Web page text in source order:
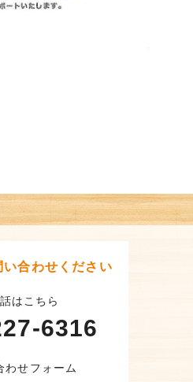
い合わせください
はこちら
6316
わせフォーム